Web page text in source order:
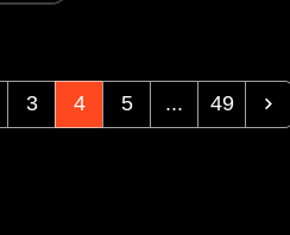
3 4 5 ... 49